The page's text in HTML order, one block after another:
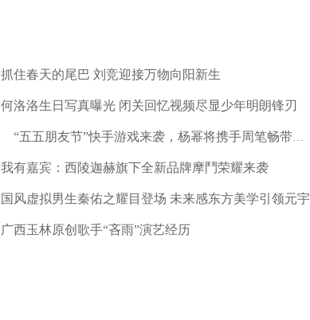
抓住春天的尾巴 刘竞迎接万物向阳新生
何洛洛生日写真曝光 闭关回忆视频尽显少年明朗锋刃
“五五朋友节”快手游戏来袭，杨幂将携手周笔畅带来好
我有嘉宾：西陵迦赫旗下全新品牌摩鬥荣耀来袭
国风虚拟男生秦佑之耀目登场 未来感东方美学引领元宇
广西玉林原创歌手“吝雨”演艺经历